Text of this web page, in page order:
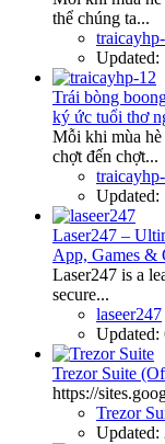
thể chúng ta...
Updated:
Trái bòng
ký ức tuổi thơ
Mỗi khi mùa hè
chợt đến chợt...
Updated:
Laser247 –
App, Games &
Laser247 is a
secure...
laseer247
Updated:
Trezor Suite
https://
Trezor
Updated: